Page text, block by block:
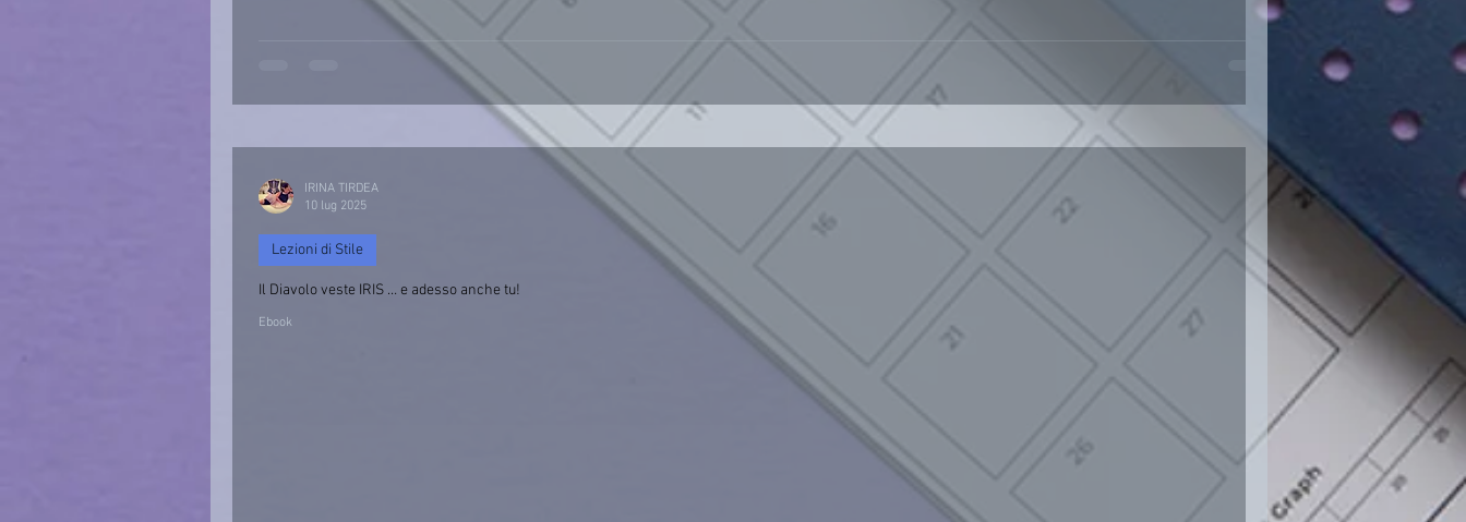
Il Diavolo veste IRIS … e adesso anche tu!
Ebook
Lezioni di Stile
IRINA TIRDEA
10 lug 2025